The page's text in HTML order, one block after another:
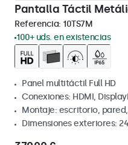
Pantalla Táctil
Referencia: 10TS7M
100+ uds. en existencias
Panel multitáctil Full HD
Conexiones: HDMI,
Montaje: escritorio,
Dimensiones exteriores: